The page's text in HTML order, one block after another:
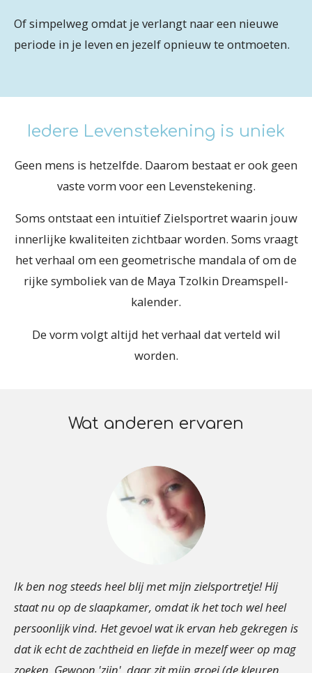
Of simpelweg omdat je verlangt naar een nieuwe
periode in je leven en jezelf opnieuw te ontmoeten.
Iedere Levenstekening is uniek
Geen mens is hetzelfde. Daarom bestaat er ook geen
vaste vorm voor een Levenstekening.
Soms ontstaat een intuïtief Zielsportret waarin jouw
innerlijke kwaliteiten zichtbaar worden. Soms vraagt
het verhaal om een geometrische mandala of om de
rijke symboliek van de Maya Tzolkin Dreamspell-
kalender.
De vorm volgt altijd het verhaal dat verteld wil
worden.
Wat anderen ervaren
Ik ben nog steeds heel blij met mijn zielsportretje! Hij
staat nu op de slaapkamer, omdat ik het toch wel heel
persoonlijk vind. Het gevoel wat ik ervan heb gekregen is
dat ik echt de zachtheid en liefde in mezelf weer op mag